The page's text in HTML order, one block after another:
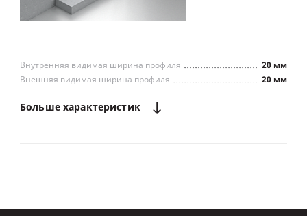
20 мм
Внутренняя видимая ширина профиля
20 мм
Внешняя видимая ширина профиля
Повышенная безопасность
Большехарактеристик